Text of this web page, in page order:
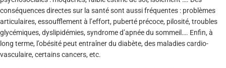
conséquences directes sur la santé sont aussi fréquentes : problèmes
articulaires, essoufflement à l’effort, puberté précoce, pilosité, troubles
glycémiques, dyslipidémies, syndrome d’apnée du sommeil…. Enfin, à
long terme, l’obésité peut entraîner du diabète, des maladies cardio-
vasculaire, certains cancers, etc.